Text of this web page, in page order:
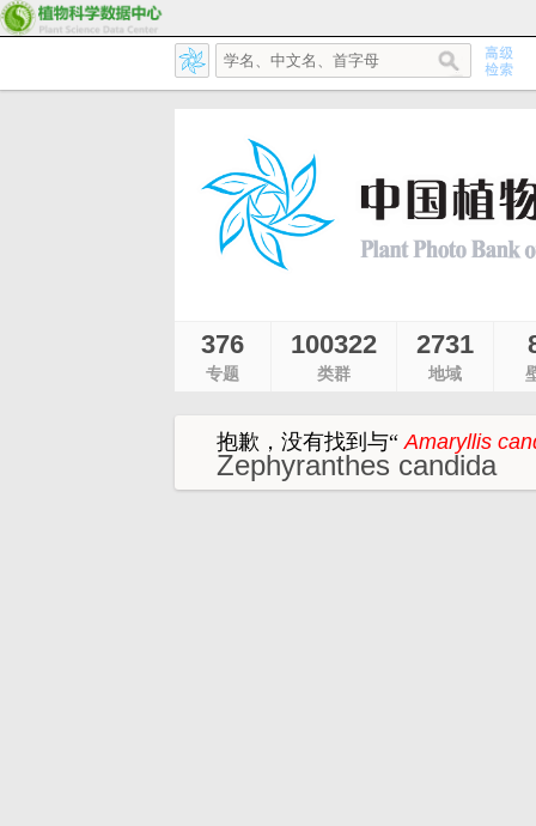
376
专题
100322
类群
2731
地域
抱歉，没有找到与“Amaryllis
Zephyranthes candida